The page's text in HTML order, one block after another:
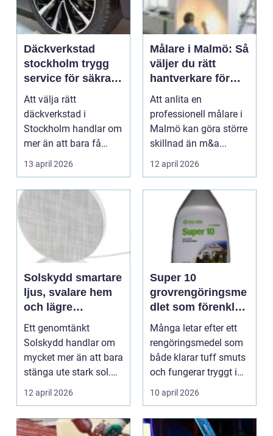
Däckverkstad
stockholm trygg
service för säkra
mil året runt
Att välja rätt
däckverkstad i
Stockholm handlar om
mer än att bara få
däcken bytta två
gånger per år...
13 april 2026
Målare i Malmö: Så
väljer du rätt
hantverkare för
ditt nästa projekt
Att anlita en
professionell målare i
Malmö kan göra större
skillnad än m&a...
12 april 2026
Solskydd smartare
ljus, svalare hem
och lägre
energikostnader
Ett genomtänkt
Solskydd handlar om
mycket mer än att bara
stänga ute stark sol.
Rätt lösning kan sän...
12 april 2026
Super 10
grovrengöringsme
dlet som förenklar
vardagens
städning
Många letar efter ett
rengöringsmedel som
både klarar tuff smuts
och fungerar tryggt i
hemmet. Indus...
10 april 2026